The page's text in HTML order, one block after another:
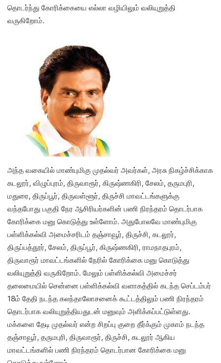
தொடர்ந்து கோரிக்கையை எல்லா வழியிலும் வலியுறுத்தி
வருகிறோம்.
அந்த வகையில் மாண்புமிகு முதல்வர் அவர்கள், அரசு நிகழ்ச்சிக்காக
கடலூர், விழுப்புரம், திருவாரூர், கிருஷ்ணகிரி, சேலம், தருமபுரி,
மதுரை, திருப்பூர், திருவள்ளூர், திருச்சி மாவட்டங்களுக்கு
வந்தபோது பகுதி நேர ஆசிரியர்களின் பணி நிரந்தரம் தொடர்பாக
கோரிக்கை மனு கொடுத்து உள்ளோம். அதுபோலவே மாண்புமிகு
பள்ளிக்கல்வி அமைச்சரிடம் தஞ்சாவூர், திருச்சி, கடலூர்,
திருப்பத்தூர், சேலம், திருப்பூர், கிருஷ்ணகிரி, ராமநாதபுரம்,
திருவாரூர் மாவட்டங்களில் நேரில் கோரிக்கை மனு கொடுத்து
வலியுறுத்தி வருகிறோம். மேலும் பள்ளிக்கல்வி அமைச்சர்
தலைமையில் சென்னை பள்ளிக்கல்வி வளாகத்தில் கடந்த செப்டம்பர்
18ம் தேதி நடந்த கலந்தாலோசனைக் கூட்டத்திலும் பணி நிரந்தரம்
தொடர்பாக வலியுறுத்தியதுடன் மனுவும் அளிக்கப்பட்டுள்ளது.
மக்களை தேடி முதல்வர் என்ற சிறப்பு குறை தீர்க்கும் முகாம் நடந்த
தஞ்சாவூர், தருமபுரி, திருவாரூர், திருச்சி, கடலூர் ஆகிய
மாவட்டங்களில் பணி நிரந்தரம் தொடர்பான கோரிக்கை மனு